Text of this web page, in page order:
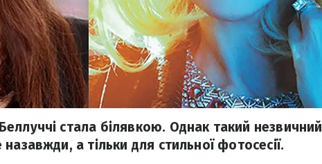
стала білявкою. Однак такий незвичний
а тільки для стильної фотосесії.